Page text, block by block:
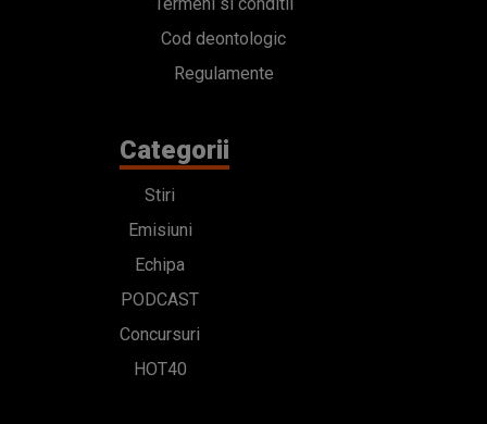
Cod deontologic
Regulamente
Categorii
Stiri
Emisiuni
Echipa
PODCAST
Concursuri
HOT40